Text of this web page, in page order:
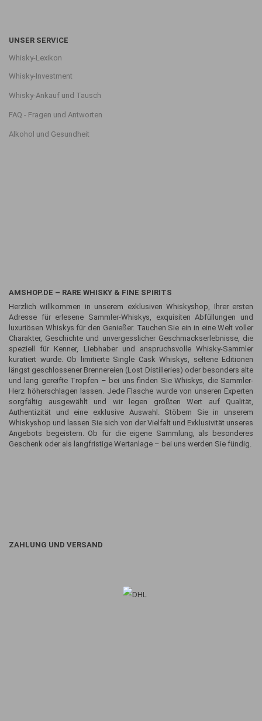
UNSER SERVICE
Whisky-Lexikon
Whisky-Investment
Whisky-Ankauf und Tausch
FAQ - Fragen und Antworten
Alkohol und Gesundheit
AMSHOP.DE – RARE WHISKY & FINE SPIRITS
Herzlich willkommen in unserem exklusiven Whiskyshop, Ihrer ersten
Adresse für erlesene Sammler-Whiskys, exquisiten Abfüllungen und
luxuriösen Whiskys für den Genießer. Tauchen Sie ein in eine Welt voller
Charakter, Geschichte und unvergesslicher Geschmackserlebnisse, die
speziell für Kenner, Liebhaber und anspruchsvolle Whisky-Sammler
kuratiert wurde. Ob limitierte Single Cask Whiskys, seltene Editionen
längst geschlossener Brennereien (Lost Distilleries) oder besonders alte
und lang gereifte Tropfen – bei uns finden Sie Whiskys, die Sammler-
Herz höherschlagen lassen. Jede Flasche wurde von unseren Experten
sorgfältig ausgewählt und wir legen größten Wert auf Qualität,
Authentizität und eine exklusive Auswahl. Stöbern Sie in unserem
Whiskyshop und lassen Sie sich von der Vielfalt und Exklusivität unseres
Angebots begeistern. Ob für die eigene Sammlung, als besonderes
Geschenk oder als langfristige Wertanlage – bei uns werden Sie fündig.
ZAHLUNG UND VERSAND